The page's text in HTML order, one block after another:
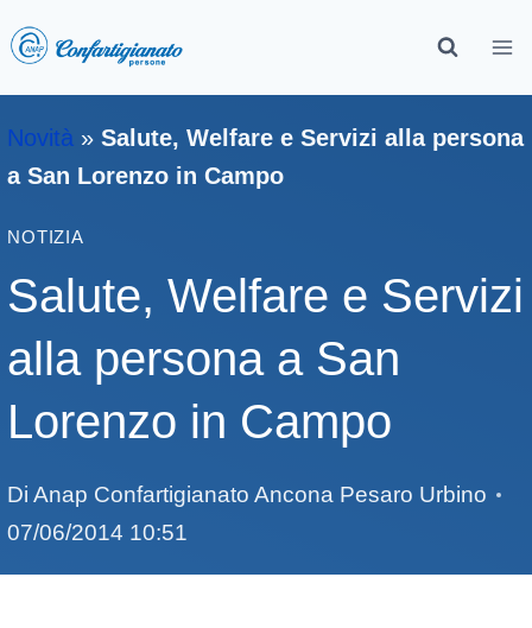
Novità »Salute, Welfare e Servizi alla persona
a San Lorenzo in Campo
NOTIZIA
Salute, Welfare e Servizi
alla persona a San
Lorenzo in Campo
Di Anap Confartigianato Ancona Pesaro Urbino
07/06/2014 10:51